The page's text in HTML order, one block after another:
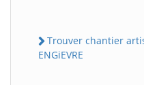
Trouver chantier
ENGiEVRE